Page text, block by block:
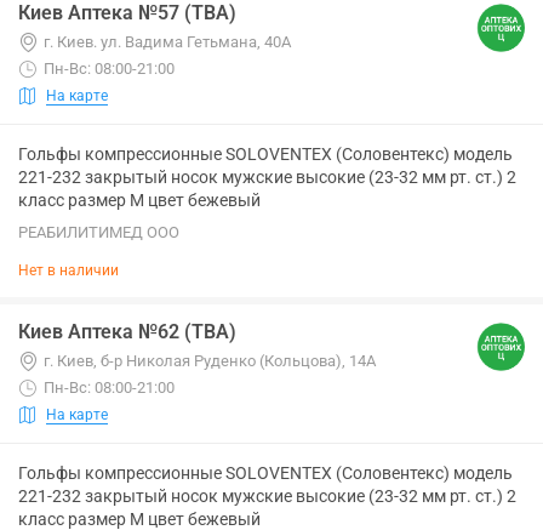
Киев Аптека №57 (ТВА)
г. Киев. ул. Вадима Гетьмана, 40А
Пн-Вс: 08:00-21:00
На карте
Гольфы компрессионные SOLOVENTEX (Соловентекс) модель
221-232 закрытый носок мужские высокие (23-32 мм рт. ст.) 2
класс размер M цвет бежевый
РЕАБИЛИТИМЕД ООО
Нет в наличии
Киев Аптека №62 (ТВА)
г. Киев, б-р Николая Руденко (Кольцова), 14А
Пн-Вс: 08:00-21:00
На карте
Гольфы компрессионные SOLOVENTEX (Соловентекс) модель
221-232 закрытый носок мужские высокие (23-32 мм рт. ст.) 2
класс размер M цвет бежевый